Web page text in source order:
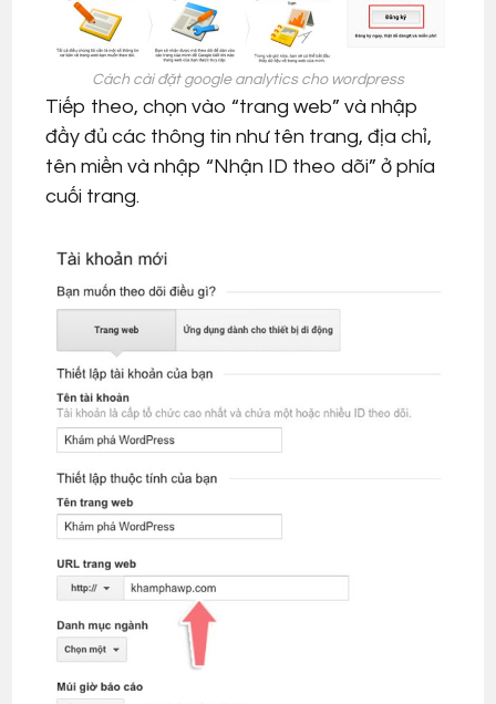
Cách cài đặt google analytics cho wordpress
Tiếp theo, chọn vào “trang web” và nhập
đầy đủ các thông tin như tên trang, địa chỉ,
tên miền và nhập “Nhận ID theo dõi” ở phía
cuối trang.